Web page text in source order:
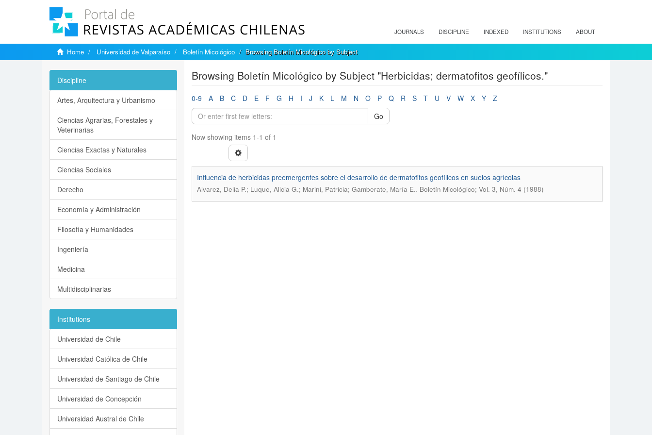
JOURNALS DISCIPLINE INDEXED INSTITUTIONS ABOUT
Home Universidad de Valparaíso Boletín Micológico Browsing Boletín Micológico by Subject
Browsing Boletín Micológico by Subject "Herbicidas; dermatofitos geofílicos."
0-9 A B C D E F G H I J K L M N O P Q R S T U V W X Y
Z
Go
Now showing items 1-1 of 1
Influencia de herbicidas preemergentes sobre el desarrollo de dermatofitos geofílicos en suelos agrícolas
Alvarez, Delia P.; Luque, Alicia G.; Marini, Patricia; Gamberate, María E.. Boletín Micológico; Vol. 3, Núm. 4 (1988)
Discipline
Artes, Arquitectura y Urbanismo
Ciencias Agrarias, Forestales y
Veterinarias
Ciencias Exactas y Naturales
Ciencias Sociales
Derecho
Economía y Administración
Filosofía y Humanidades
Ingeniería
Medicina
Multidisciplinarias
Institutions
Universidad de Chile
Universidad Católica de Chile
Universidad de Santiago de Chile
Universidad de Concepción
Universidad Austral de Chile